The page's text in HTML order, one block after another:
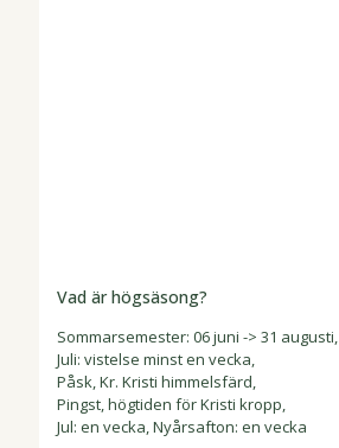
Vad är högsäsong?
Sommarsemester: 06 juni -> 31 augusti,
Juli: vistelse minst en vecka,
Påsk, Kr. Kristi himmelsfärd,
Pingst, högtiden för Kristi kropp,
Jul: en vecka, Nyårsafton: en vecka